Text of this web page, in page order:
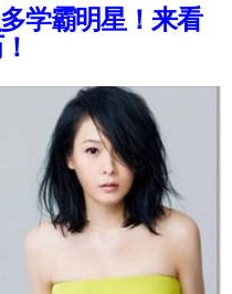
学霸明星！来看